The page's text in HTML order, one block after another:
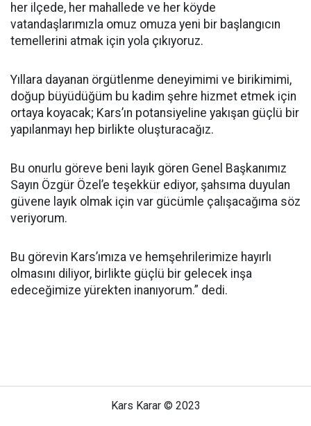
her ilçede, her mahallede ve her köyde
vatandaşlarımızla omuz omuza yeni bir başlangıcın
temellerini atmak için yola çıkıyoruz.
Yıllara dayanan örgütlenme deneyimimi ve birikimimi,
doğup büyüdüğüm bu kadim şehre hizmet etmek için
ortaya koyacak; Kars’ın potansiyeline yakışan güçlü bir
yapılanmayı hep birlikte oluşturacağız.
Bu onurlu göreve beni layık gören Genel Başkanımız
Sayın Özgür Özel’e teşekkür ediyor, şahsıma duyulan
güvene layık olmak için var gücümle çalışacağıma söz
veriyorum.
Bu görevin Kars’ımıza ve hemşehrilerimize hayırlı
olmasını diliyor, birlikte güçlü bir gelecek inşa
edeceğimize yürekten inanıyorum.” dedi.
Kars Karar © 2023